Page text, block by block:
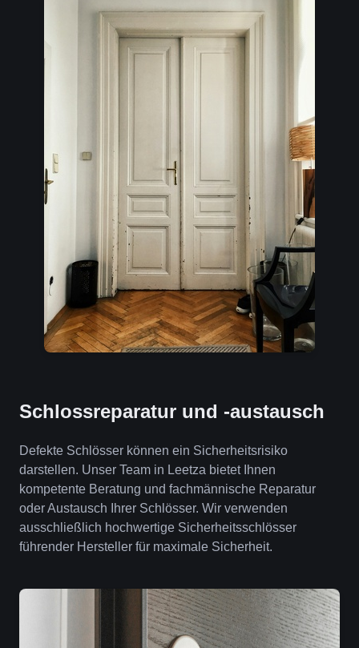
Schlossreparatur und -austausch
Defekte Schlösser können ein Sicherheitsrisiko
darstellen. Unser Team in Leetza bietet Ihnen
kompetente Beratung und fachmännische Reparatur
oder Austausch Ihrer Schlösser. Wir verwenden
ausschließlich hochwertige Sicherheitsschlösser
führender Hersteller für maximale Sicherheit.